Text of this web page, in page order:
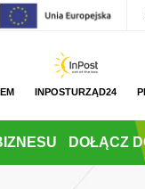
INPOSTURZĄD24
DOŁĄCZ